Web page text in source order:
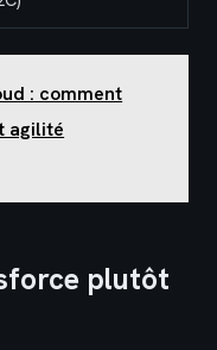
: comment
agilité
plutôt